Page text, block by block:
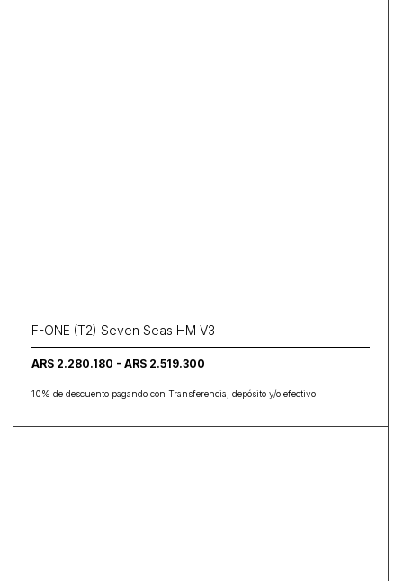
F-ONE (T2) Seven Seas HM V3
ARS 2.280.180 - ARS 2.519.300
10% de descuento pagando con Transferencia, depósito y/o efectivo